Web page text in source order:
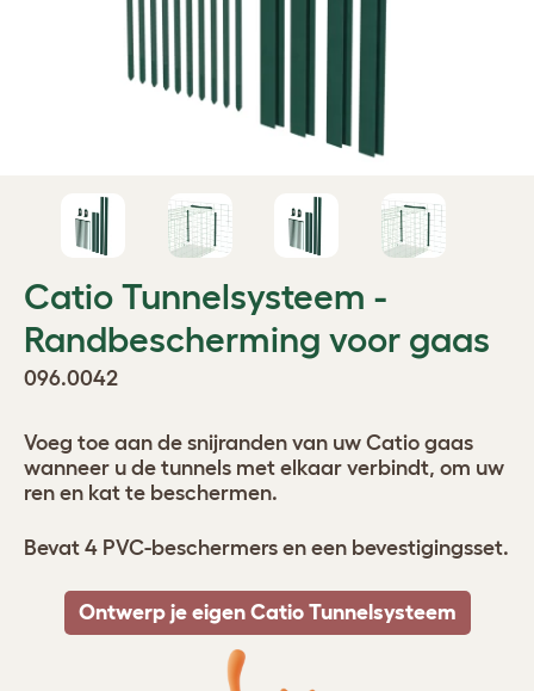
Catio Tunnelsysteem -
Randbescherming voor gaas
096.0042
Voeg toe aan de snijranden van uw Catio gaas
wanneer u de tunnels met elkaar verbindt, om uw
ren en kat te beschermen.
Bevat 4 PVC-beschermers en een bevestigingsset.
Ontwerp je eigen Catio Tunnelsysteem